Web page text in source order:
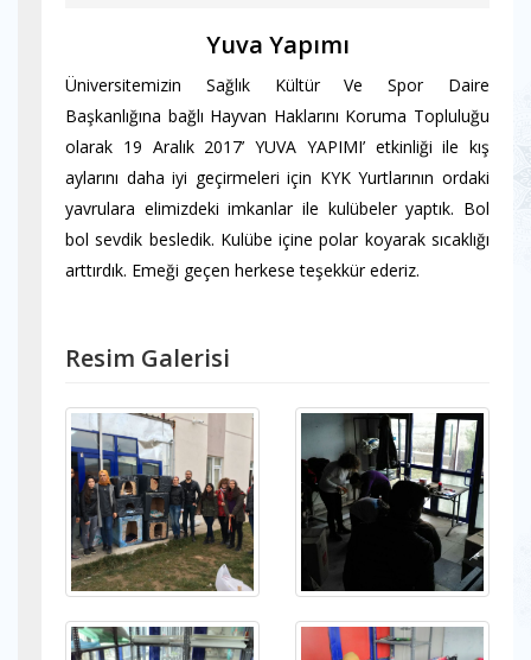
Yuva Yapımı
Üniversitemizin Sağlık Kültür Ve Spor Daire
Başkanlığına bağlı Hayvan Haklarını Koruma Topluluğu
olarak 19 Aralık 2017’ YUVA YAPIMI’ etkinliği ile kış
aylarını daha iyi geçirmeleri için KYK Yurtlarının ordaki
yavrulara elimizdeki imkanlar ile kulübeler yaptık. Bol
bol sevdik besledik. Kulübe içine polar koyarak sıcaklığı
arttırdık. Emeği geçen herkese teşekkür ederiz.
Resim Galerisi